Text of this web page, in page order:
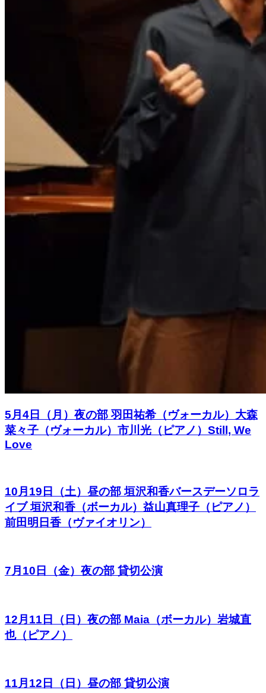
5月4日（月）夜の部 羽田祐希（ヴォーカル）大森
菜々子（ヴォーカル）市川光（ピアノ）Still, We
Love
10月19日（土）昼の部 垣沢和香バースデーソロラ
イブ 垣沢和香（ボーカル）益山真理子（ピアノ）
前田明日香（ヴァイオリン）
7月10日（金）夜の部 貸切公演
12月11日（日）夜の部 Maia（ボーカル）岩城直
也（ピアノ）
11月12日（日）昼の部 貸切公演